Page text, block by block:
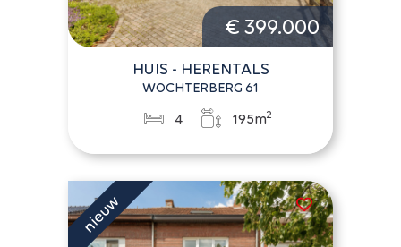
€ 399.000
HUIS - HERENTALS
WOCHTERBERG 61
4 195m2